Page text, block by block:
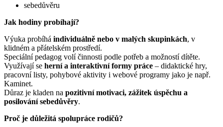
sebedůvěru
Jak hodiny probíhají?
Výuka probíhá individuálně nebo v malých skupinkách, v
klidném a přátelském prostředí.
Speciální pedagog volí činnosti podle potřeb a možností dítěte.
Využívají se herní a interaktivní formy práce – didaktické hry,
pracovní listy, pohybové aktivity i webové programy jako je např.
Kaminet.
Důraz je kladen na pozitivní motivaci, zážitek úspěchu a
posilování sebedůvěry.
Proč je důležitá spolupráce rodičů?